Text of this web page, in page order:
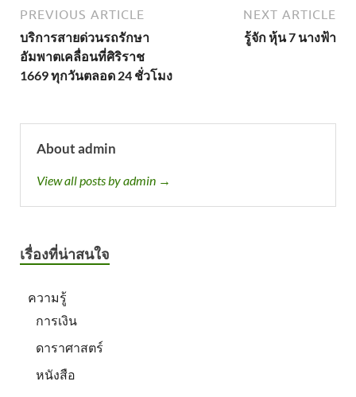
PREVIOUS ARTICLE
บริการสายด่วนรถรักษา
อัมพาตเคลื่อนที่ศิริราช
1669 ทุกวันตลอด 24 ชั่วโมง
NEXT ARTICLE
รู้จัก หุ้น 7 นางฟ้า
About admin
View all posts by admin →
เรื่องที่น่าสนใจ
ความรู้
การเงิน
ดาราศาสตร์
หนังสือ